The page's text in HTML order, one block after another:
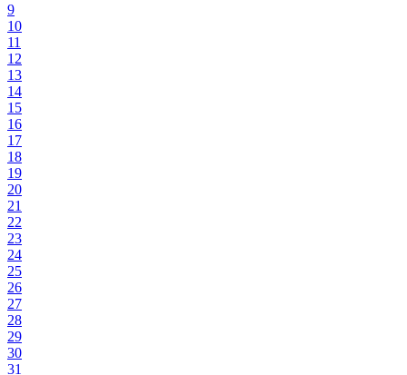
9
10
11
12
13
14
15
16
17
18
19
20
21
22
23
24
25
26
27
28
29
30
31